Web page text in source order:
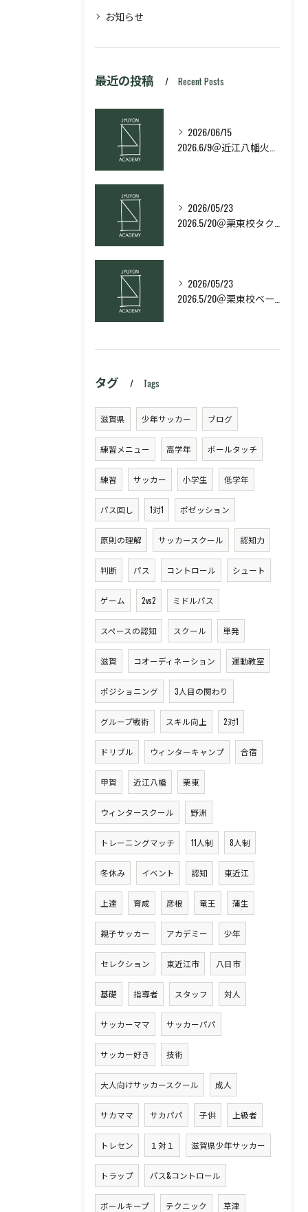
お知らせ
最近の投稿 Recent Posts
2026/06/15
2026/05/23
2026/05/23
タグ Tags
滋賀県 少年サッカー ブログ
練習メニュー 高学年 ボールタッチ
練習 サッカー 小学生 低学年
パス回し 1対1 ポゼッション
原則の理解 サッカースクール 認知力
判断 パス コントロール シュート
ゲーム 2vs2 ミドルパス
スペースの認知 スクール 単発
滋賀 コオーディネーション 運動教室
ポジショニング 3人目の関わり
グループ戦術 スキル向上 2対1
ドリブル ウィンターキャンプ 合宿
甲賀 近江八幡 栗東
ウィンタースクール 野洲
トレーニングマッチ 11人制 8人制
冬休み イベント 認知 東近江
上達 育成 彦根 竜王 蒲生
親子サッカー アカデミー 少年
セレクション 東近江市 八日市
基礎 指導者 スタッフ 対人
サッカーママ サッカーパパ
サッカー好き 技術
大人向けサッカースクール 成人
サカママ サカパパ 子供 上級者
トレセン １対１ 滋賀県少年サッカー
トラップ パス&コントロール
ボールキープ テクニック 草津